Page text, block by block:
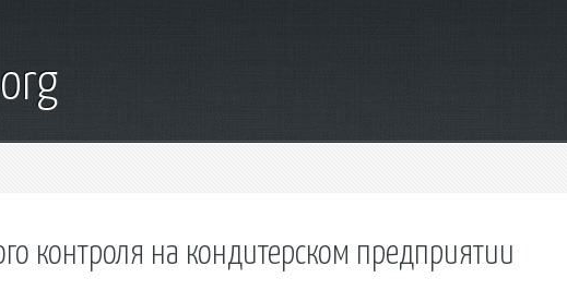
контроля на кондитерском предприятии